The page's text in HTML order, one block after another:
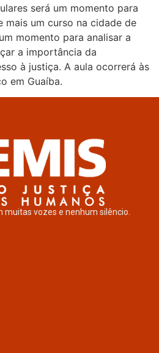
será um momento para
mais um curso na cidade de
momento para analisar a
a importância da
à justiça. A aula ocorrerá às
em Guaíba.
muitas vozes e nenhum silêncio.